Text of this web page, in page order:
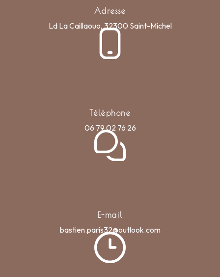
Adresse
Ld La Caillaouo, 32300 Saint-Michel
Téléphone
06 79 02 76 26
E-mail
bastien.paris32@outlook.com